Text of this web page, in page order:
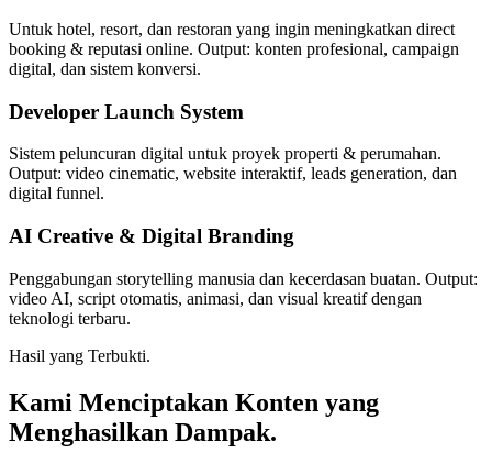
Untuk hotel, resort, dan restoran yang ingin meningkatkan direct
booking & reputasi online. Output: konten profesional, campaign
digital, dan sistem konversi.
Developer Launch System
Sistem peluncuran digital untuk proyek properti & perumahan.
Output: video cinematic, website interaktif, leads generation, dan
digital funnel.
AI Creative & Digital Branding
Penggabungan storytelling manusia dan kecerdasan buatan. Output:
video AI, script otomatis, animasi, dan visual kreatif dengan
teknologi terbaru.
Hasil yang Terbukti.
Kami Menciptakan Konten yang
Menghasilkan Dampak.